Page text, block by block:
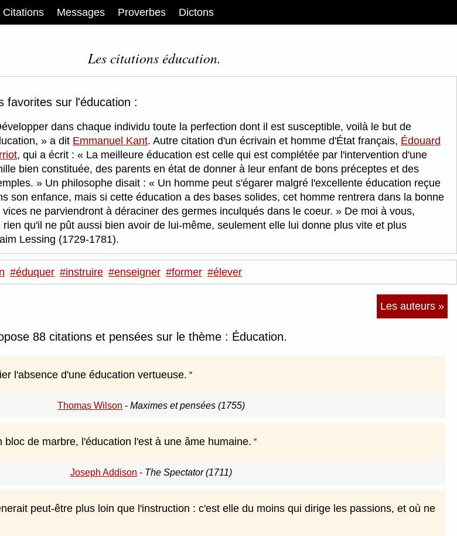
Citations Messages Proverbes Dictons
Les citations éducation.
favorites sur l'éducation :
dans chaque individu toute la perfection dont il est susceptible, voilà le but de
a dit Emmanuel Kant. Autre citation d'un écrivain et homme d'État français, Édouard
, qui a écrit :
La meilleure éducation est celle qui est complétée par l'intervention d'une
bien constituée, des parents en état de donner à leur enfant de bons préceptes et des
Un philosophe disait :
Un homme peut s'égarer malgré l'excellente éducation reçue
son enfance, mais si cette éducation a des bases solides, cet homme rentrera dans la bonne
ne parviendront à déraciner des germes inculqués dans le coeur.
De moi à vous,
rien qu'il ne pût aussi bien avoir de lui-même, seulement elle lui donne plus vite et plus
Lessing (1729-1781).
#éduquer #instruire #enseigner #former #élever
Les auteurs »
88 citations et pensées sur le thème : Éducation.
l'absence d'une éducation vertueuse.
Thomas Wilson - Maximes et pensées (1755)
bloc de marbre, l'éducation l'est à une âme humaine.
Joseph Addison - The Spectator (1711)
peut-être plus loin que l'instruction : c'est elle du moins qui dirige les passions, et où ne